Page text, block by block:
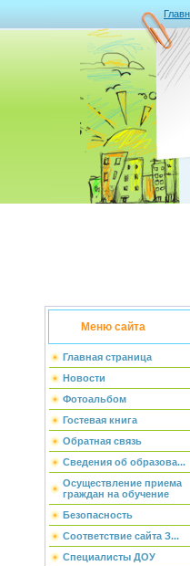
Меню сайта
Главная страница
Новости
Фотоальбом
Гостевая книга
Обратная связь
Сведения об образова...
Осуществление приема
граждан на обучение
Безопасность
Соответствие сайта З...
Специалисты ДОУ